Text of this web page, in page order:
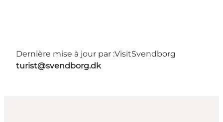
Dernière mise à jour par :VisitSvendborg
turist@svendborg.dk